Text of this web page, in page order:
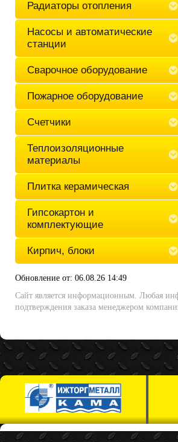
Радиаторы отопления
Насосы и автоматические
станции
Сварочное оборудование
Пожарное оборудование
Счетчики
Теплоизоляционные
материалы
Плитка керамическая
Гипсокартон и
комплектующие
Кирпич, блоки
Обновление от: 06.08.26 14:49
Сайт является информационным. Любая
подтверждения заказа менеджером